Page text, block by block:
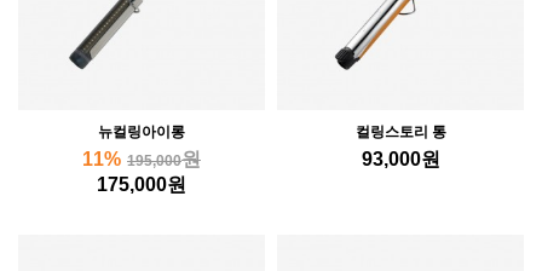
뉴컬링아이롱
11% 195,000원
175,000원
컬링스토리 통
93,000원